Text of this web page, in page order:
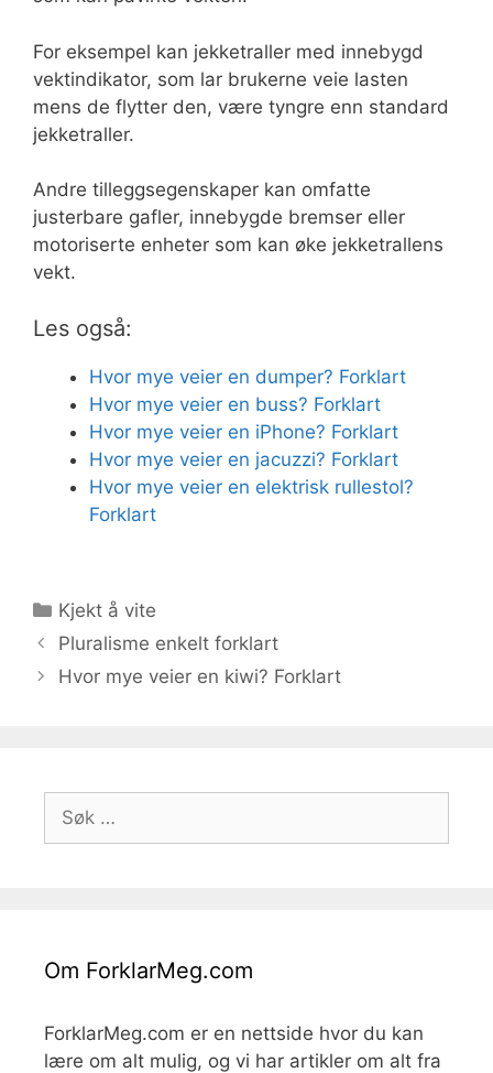
For eksempel kan jekketraller med innebygd
vektindikator, som lar brukerne veie lasten
mens de flytter den, være tyngre enn standard
jekketraller.
Andre tilleggsegenskaper kan omfatte
justerbare gafler, innebygde bremser eller
motoriserte enheter som kan øke jekketrallens
vekt.
Les også:
Hvor mye veier en dumper? Forklart
Hvor mye veier en buss? Forklart
Hvor mye veier en iPhone? Forklart
Hvor mye veier en jacuzzi? Forklart
Hvor mye veier en elektrisk rullestol?
Forklart
Kategorier
Kjekt å vite
Pluralisme enkelt forklart
Hvor mye veier en kiwi? Forklart
Søk
etter:
Om ForklarMeg.com
ForklarMeg.com er en nettside hvor du kan
lære om alt mulig, og vi har artikler om alt fra